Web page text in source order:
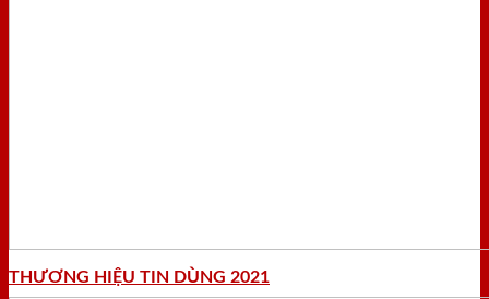
THƯƠNG HIỆU TIN DÙNG 2021